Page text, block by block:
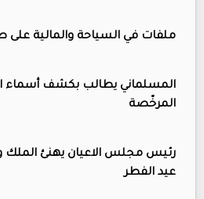
ملفات في السياحة والمالية على
المسلماني يطالب بكشف أسماء
المرخّصة
رئيس مجلس الاعيان يهنئ الملك
عيد الفطر